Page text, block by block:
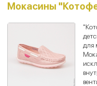
Мокасины
для